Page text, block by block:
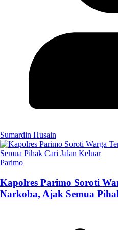
Sumardin Husain
Parimo
Kapolres Parimo Soroti
Narkoba, Ajak Semua